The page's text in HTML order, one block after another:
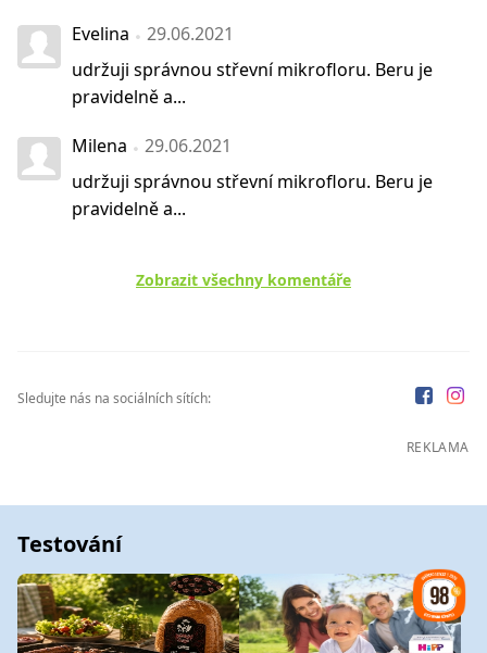
Evelina
29.06.2021
udržuji správnou střevní mikrofloru. Beru je
pravidelně a...
Milena
29.06.2021
udržuji správnou střevní mikrofloru. Beru je
pravidelně a...
Zobrazit všechny komentáře
Sledujte nás na sociálních sítích:
REKLAMA
Testování